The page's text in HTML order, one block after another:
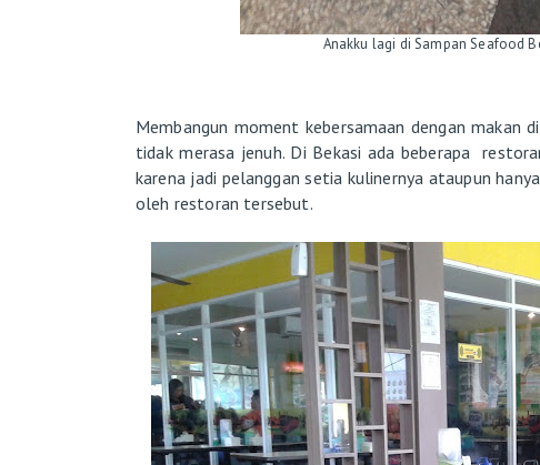
Anakku lagi di Sampan Seafood
Membangun moment kebersamaan dengan makan
tidak merasa jenuh. Di Bekasi ada beberapa
karena jadi pelanggan setia kulinernya ataupun
oleh restoran tersebut.